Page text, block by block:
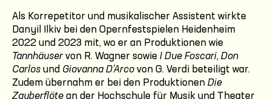
Als Korrepetitor und musikalischer Assistent wirkte
Danyil Ilkiv bei den Opernfestspielen Heidenheim
2022 und 2023 mit, wo er an Produktionen wie
Tannhäuservon R. Wagner sowie I Due Foscari, Don
Carlos und Giovanna D’Arco von G. Verdi beteiligt war.
Zudem übernahm er bei den Produktionen Die
Zauberflöte an der Hochschule für Musik und Theater